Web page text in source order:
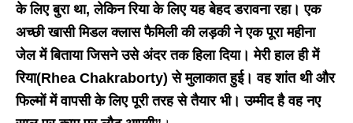
के लिए बुरा था, लेकिन रिया के लिए यह बेहद डरावना रहा। एक
अच्छी खासी मिडल क्लास फैमिली की लड़की ने एक पूरा महीना
जेल में बिताया जिसने उसे अंदर तक हिला दिया। मेरी हाल ही में
रिया(Rhea Chakraborty) से मुलाकात हुई। वह शांत थी और
फिल्मों में वापसी के लिए पूरी तरह से तैयार भी। उम्मीद है वह नए